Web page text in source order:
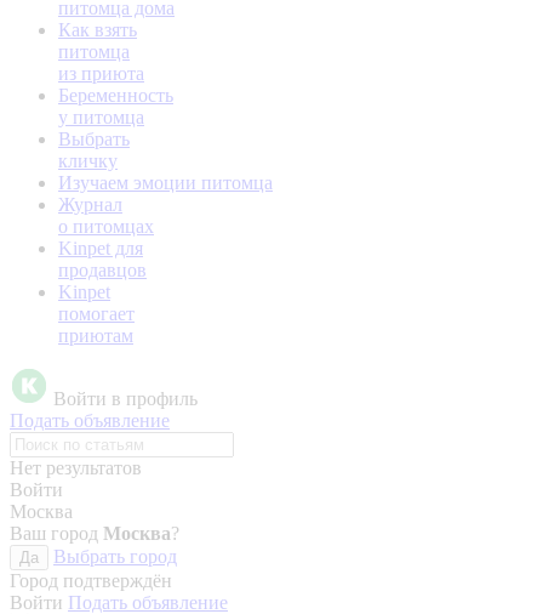
питомца дома
Как взять
питомца
из приюта
Беременность
у питомца
Выбрать
кличку
Изучаем эмоции питомца
Журнал
о питомцах
Kinpet для
продавцов
Kinpet
помогает
приютам
Войти в профиль
Подать объявление
Нет результатов
Войти
Москва
Ваш город Москва?
Да
Выбрать город
Город подтверждён
Войти Подать объявление